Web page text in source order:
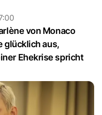
von Monaco
glücklich aus,
Ehekrise spricht